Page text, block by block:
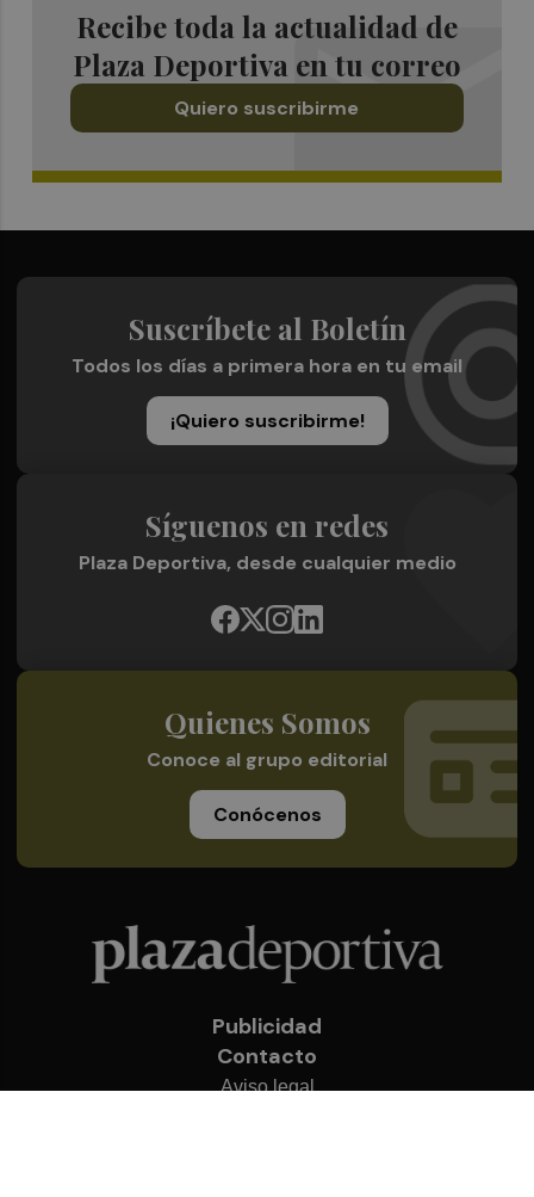
Recibe toda la actualidad de
Plaza Deportiva en tu correo
Quiero suscribirme
Suscríbete al Boletín
Todos los días a primera hora en tu email
¡Quiero suscribirme!
Síguenos en redes
Plaza Deportiva, desde cualquier medio
Quienes Somos
Conoce al grupo editorial
Conócenos
Publicidad
Contacto
Aviso legal